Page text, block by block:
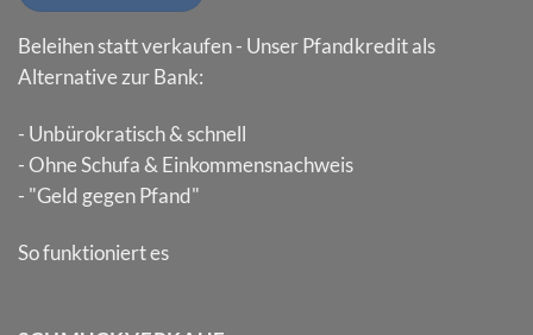
Beleihen statt verkaufen - Unser Pfandkredit als
Alternative zur Bank:
- Unbürokratisch & schnell
- Ohne Schufa & Einkommensnachweis
- "Geld gegen Pfand"
So funktioniert es